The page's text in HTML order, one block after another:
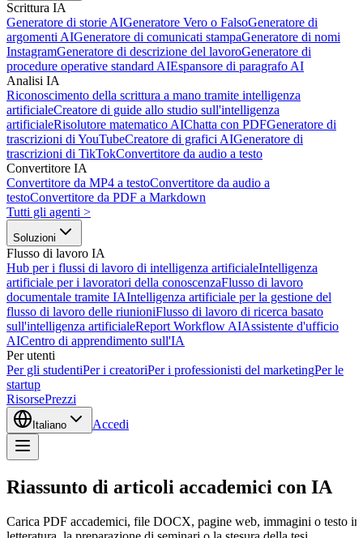
Scrittura IA
Generatore di storie AIGeneratore Vero o FalsoGeneratore di
argomenti AIGeneratore di comunicati stampaGeneratore di nomi
InstagramGeneratore di descrizione del lavoroGeneratore di
procedure operative standard AIEspansore di paragrafo AI
Analisi IA
Riconoscimento della scrittura a mano tramite intelligenza
artificialeCreatore di guide allo studio sull'intelligenza
artificialeRisolutore matematico AIChatta con PDFGeneratore di
trascrizioni di YouTubeCreatore di grafici AIGeneratore di
trascrizioni di TikTokConvertitore da audio a testo
Convertitore IA
Convertitore da MP4 a testoConvertitore da audio a
testoConvertitore da PDF a Markdown
Tutti gli agenti >
Soluzioni
Flusso di lavoro IA
Hub per i flussi di lavoro di intelligenza artificialeIntelligenza
artificiale per i lavoratori della conoscenzaFlusso di lavoro
documentale tramite IAIntelligenza artificiale per la gestione del
flusso di lavoro delle riunioniFlusso di lavoro di ricerca basato
sull'intelligenza artificialeReport Workflow AIAssistente d'ufficio
AICentro di apprendimento sull'IA
Per utenti
Per gli studentiPer i creatoriPer i professionisti del marketingPer le
startup
RisorsePrezzi
Italiano Accedi
Riassunto di articoli accademici con IA
Carica PDF accademici, file DOCX, pagine web, immagini o testo